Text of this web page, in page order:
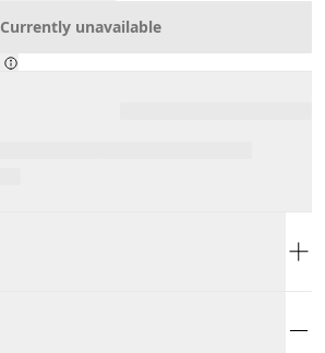
Currently unavailable